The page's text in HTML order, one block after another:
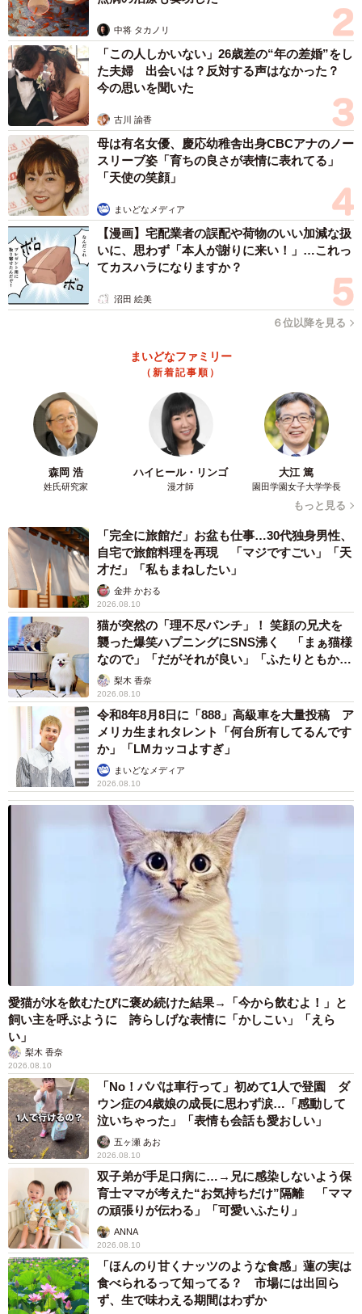
中将 タカノリ
「この人しかいない」26歳差の“年の差婚”をし
た夫婦 出会いは？反対する声はなかった？
今の思いを聞いた
古川 諭香
母は有名女優、慶応幼稚舎出身CBCアナのノー
スリーブ姿「育ちの良さが表情に表れてる」
「天使の笑顔」
まいどなメディア
【漫画】宅配業者の誤配や荷物のいい加減な扱
いに、思わず「本人が謝りに来い！」…これっ
てカスハラになりますか？
沼田 絵美
６位以降を見る
まいどなファミリー
（新着記事順）
森岡 浩
姓氏研究家
ハイヒール・リンゴ
漫才師
大江 篤
園田学園女子大学学長
もっと見る
「完全に旅館だ」お盆も仕事…30代独身男性、
自宅で旅館料理を再現 「マジですごい」「天
才だ」「私もまねしたい」
金井 かおる
2026.08.10
猫が突然の「理不尽パンチ」！ 笑顔の兄犬を
襲った爆笑ハプニングにSNS沸く 「まぁ猫様
なので」「だがそれが良い」「ふたりともかわ
いいね」
梨木 香奈
2026.08.10
令和8年8月8日に「888」高級車を大量投稿 ア
メリカ生まれタレント「何台所有してるんです
か」「LMカッコよすぎ」
まいどなメディア
2026.08.10
愛猫が水を飲むたびに褒め続けた結果→「今から飲むよ！」と
飼い主を呼ぶように 誇らしげな表情に「かしこい」「えら
い」
梨木 香奈
2026.08.10
「No！パパは車行って」初めて1人で登園 ダ
ウン症の4歳娘の成長に思わず涙…「感動して
泣いちゃった」「表情も会話も愛おしい」
五ヶ瀬 あお
2026.08.10
双子弟が手足口病に…→兄に感染しないよう保
育士ママが考えた“お気持ちだけ”隔離 「ママ
の頑張りが伝わる」「可愛いふたり」
ANNA
2026.08.10
「ほんのり甘くナッツのような食感」蓮の実は
食べられるって知ってる？ 市場には出回ら
ず、生で味わえる期間はわずか